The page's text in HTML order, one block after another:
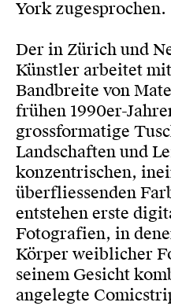
York zugesprochen.
Der in Zürich und
Künstler arbeitet
Bandbreite von
frühen 1990er-
grossformatige
Landschaften und
konzentrischen,
überfliessenden
entstehen erste
Fotografien, in
Körper weiblicher
seinem Gesicht
angelegte